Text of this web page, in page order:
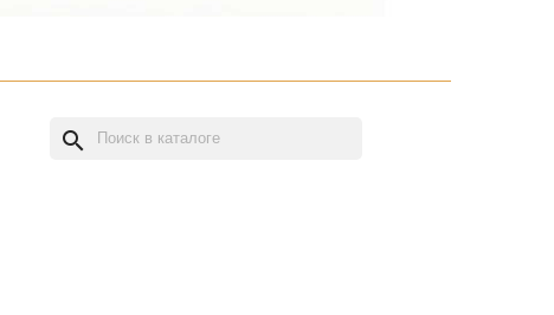
search